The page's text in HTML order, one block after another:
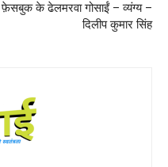
फ़ेसबुक के ढेलमरवा गोसाईं – व्यंग्य –
दिलीप कुमार सिंह